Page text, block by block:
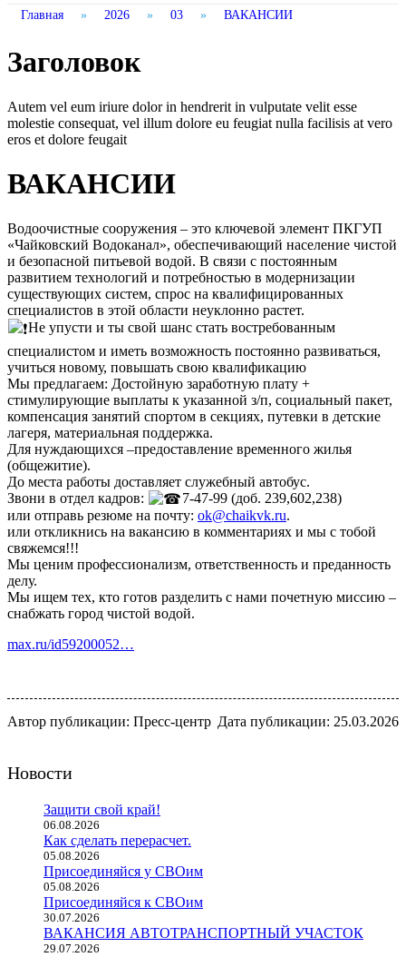
Главная » 2026 » 03 » ВАКАНСИИ
Заголовок
Autem vel eum iriure dolor in hendrerit in vulputate velit esse
molestie consequat, vel illum dolore eu feugiat nulla facilisis at vero
eros et dolore feugait
ВАКАНСИИ
Водоочистные сооружения – это ключевой элемент ПКГУП
«Чайковский Водоканал», обеспечивающий население чистой
и безопасной питьевой водой. В связи с постоянным
развитием технологий и потребностью в модернизации
существующих систем, спрос на квалифицированных
специалистов в этой области неуклонно растет.
Не упусти и ты свой шанс стать востребованным
специалистом и иметь возможность постоянно развиваться,
учиться новому, повышать свою квалификацию
Мы предлагаем: Достойную заработную плату +
стимулирующие выплаты к указанной з/п, социальный пакет,
компенсация занятий спортом в секциях, путевки в детские
лагеря, материальная поддержка.
Для нуждающихся –предоставление временного жилья
(общежитие).
До места работы доставляет служебный автобус.
Звони в отдел кадров:
7-47-99 (доб. 239,602,238)
или отправь резюме на почту: ok@chaikvk.ru.
или откликнись на вакансию в комментариях и мы с тобой
свяжемся!!!
Мы ценим профессионализм, ответственность и преданность
делу.
Мы ищем тех, кто готов разделить с нами почетную миссию –
снабжать город чистой водой.
max.ru/id59200052…
Автор публикации: Пресс-центр Дата публикации: 25.03.2026
Новости
Защити свой край!
06.08.2026
Как сделать перерасчет.
05.08.2026
Присоединяйся у СВОим
05.08.2026
Присоединяйся к СВОим
30.07.2026
ВАКАНСИЯ АВТОТРАНСПОРТНЫЙ УЧАСТОК
29.07.2026